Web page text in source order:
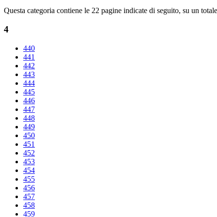
Questa categoria contiene le 22 pagine indicate di seguito, su un
4
440
441
442
443
444
445
446
447
448
449
450
451
452
453
454
455
456
457
458
459